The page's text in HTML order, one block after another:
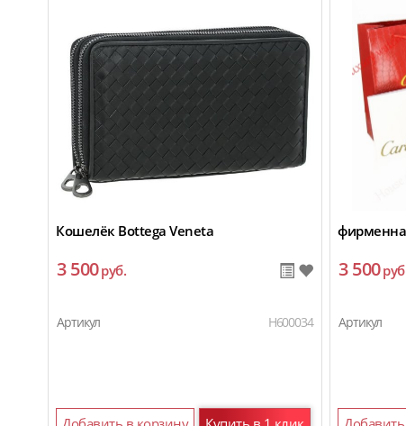
Кошелёк Bottega Veneta
3 500руб.
Артикул H600034
3 500
Артикул